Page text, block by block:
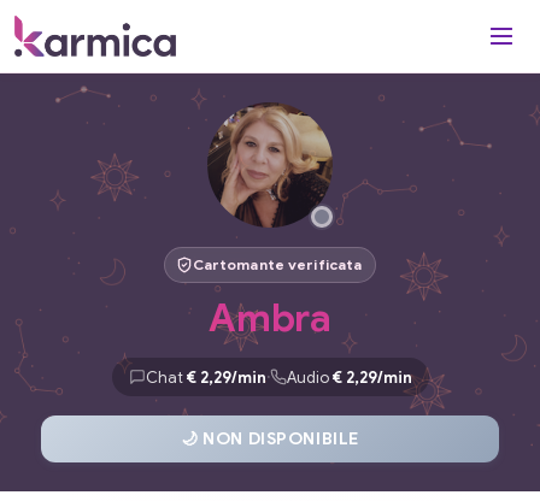
Cartomante verificata
Ambra
Chat€ 2,29/min· Audio€ 2,29/min
🌙 NON DISPONIBILE